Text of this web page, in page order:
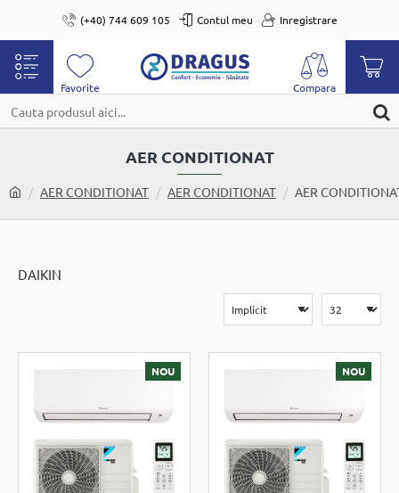
(+40) 744 609 105 Contul meu Inregistrare
Cauta
AER CONDITIONAT
homeAER CONDITIONAT AER CONDITIONAT AER
DAIKIN
NOU NOU